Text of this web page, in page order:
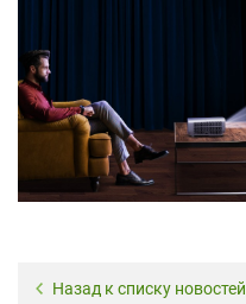
Назад к списку новостей